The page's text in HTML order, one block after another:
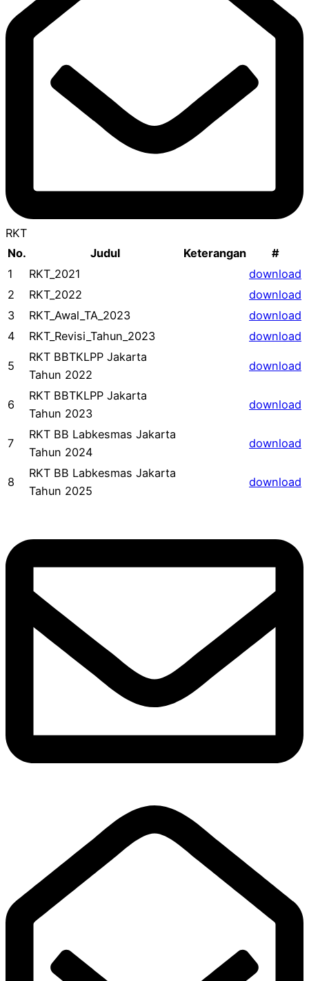
RKT
No.
Judul Keterangan
#
1
RKT_2021
download
2
RKT_2022
download
3
RKT_Awal_TA_2023
download
4
RKT_Revisi_Tahun_2023 download
5
RKT BBTKLPP Jakarta
Tahun 2022
download
6
RKT BBTKLPP Jakarta
Tahun 2023
download
7
RKT BB Labkesmas Jakarta
Tahun 2024
download
8
RKT BB Labkesmas Jakarta
Tahun 2025
download